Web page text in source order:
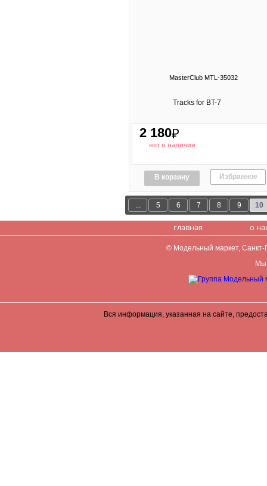
MasterClub MTL-35032
Tracks for BT-7
2 180₽
нет в наличии
В корзину Избранное
... 5 6 7 8 9 10
главная о
© Модельный маркет, Санкт-
Мы
Вся информация, указанная на сайте,